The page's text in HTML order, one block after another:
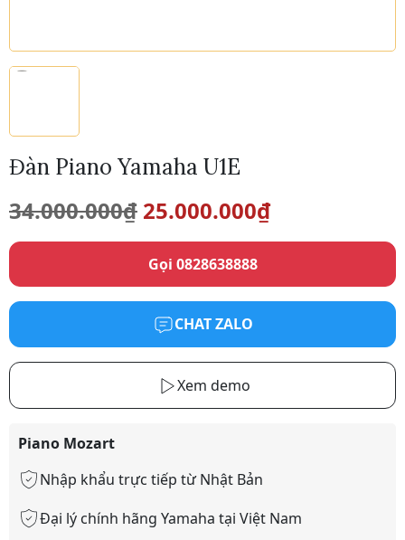
Đàn Piano Yamaha U1E
34.000.000₫ Giá
gốc
là:
34.000.000₫.
25.000.000₫Giá
hiện
là:
25.000.000₫.
Gọi 0828638888
CHAT ZALO
Xem demo
Piano Mozart
Nhập khẩu trực tiếp từ Nhật Bản
Đại lý chính hãng Yamaha tại Việt Nam